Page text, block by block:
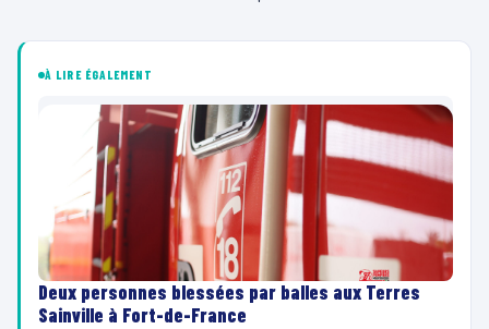
À LIRE ÉGALEMENT
Deux personnes blessées par balles aux Terres
Sainville à Fort-de-France